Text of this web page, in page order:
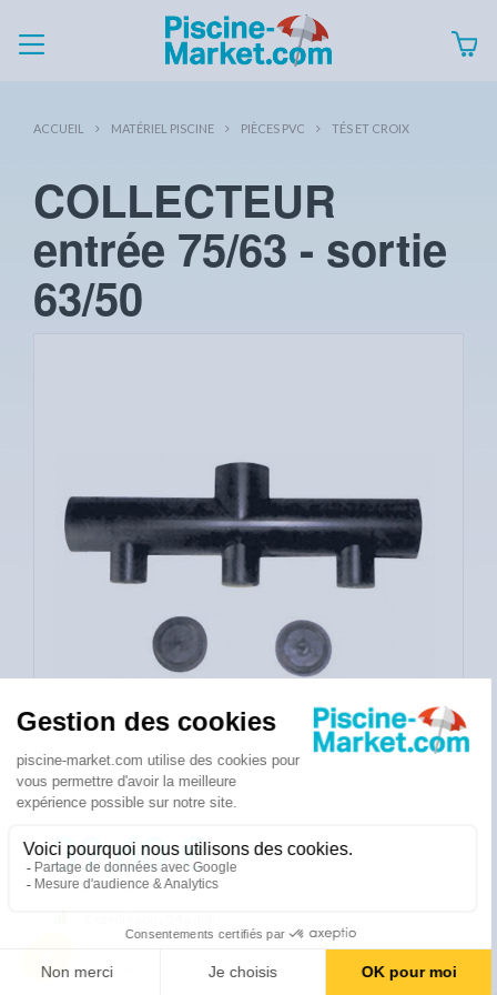
ACCUEIL MATÉRIEL PISCINE PIÈCES PVC TÉS ET CROIX
COLLECTEUR
entrée 75/63 - sortie
63/50
39,60 €
Eco taxe incluse